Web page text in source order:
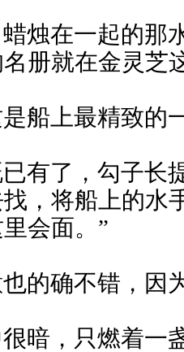
烛在一起的那
册就在金灵芝
船上最精致的
有了，勾子长
，将船上的水
会面。”
的确不错，因
暗，只燃着一